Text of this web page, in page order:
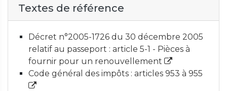
Textes de référence
Décret n°2005-1726 du 30 décembre 2005
relatif au passeport : article 5-1 - Pièces à
fournir pour un renouvellement
Code général des impôts : articles 953 à 955